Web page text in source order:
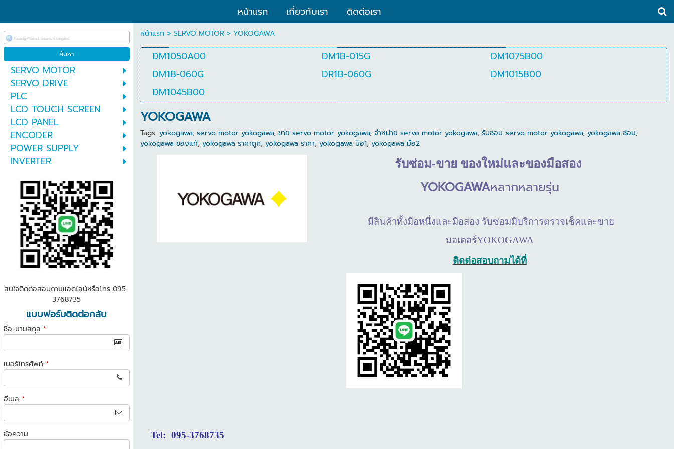
หน้าแรก เกี่ยวกับเรา ติดต่อเรา
SERVO MOTOR
SERVO DRIVE
PLC
LCD TOUCH SCREEN
LCD PANEL
ENCODER
POWER SUPPLY
INVERTER
สนใจติดต่อสอบถามแอดไลน์หรือโทร 095-
3768735
แบบฟอร์มติดต่อกลับ
ชื่อ-นามสกุล *
เบอร์โทรศัพท์ *
อีเมล *
ข้อความ
หน้าแรก > SERVO MOTOR > YOKOGAWA
DM1050A00 DM1B-015G
DM1075B00
DM1B-060G
DR1B-060G
DM1015B00
DM1045B00
YOKOGAWA
Tags:yokogawa,servo motor yokogawa,ขาย servo motor yokogawa,จำหน่าย servo motor yokogawa,รับซ่อม servo motor yokogawa,yokogawa ซ่อม,
yokogawa ของแท้,yokogawa ราคาถูก,yokogawa ราคา,yokogawa มือ1,yokogawa มือ2
รับซ่อม-ขาย ของใหม่และของมือสอง
YOKOGAWAหลากหลายรุ่น
มีสินค้าทั้งมือหนึ่งและมือสอง รับซ่อมมีบริการตรวจเช็คและขาย
มอเตอร์YOKOGAWA
ติดต่อสอบถามได้ที่
Tel: 095-3768735